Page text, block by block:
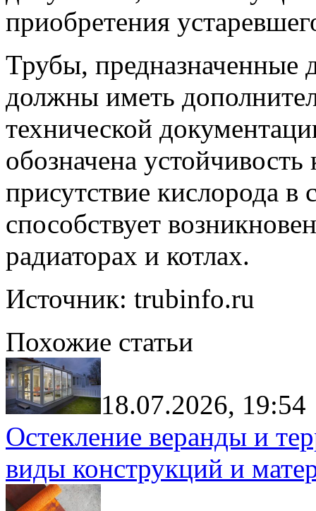
приобретения
Трубы, предназначенные
должны иметь
технической
обозначена
присутствие кислорода в
способствует
радиаторах и котлах.
Источник: trubinfo.ru
Похожие статьи
18.07.2026, 19:54
Остекление веранды и
виды конструкций и